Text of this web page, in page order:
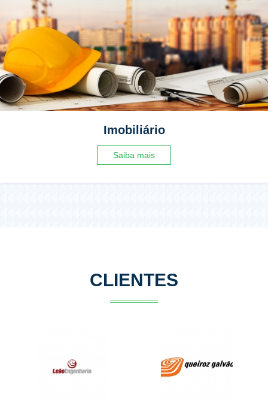
Imobiliário
Saiba mais
CLIENTES